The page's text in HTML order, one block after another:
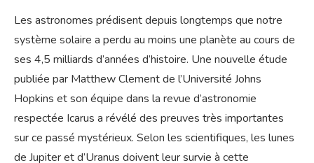
Les astronomes prédisent depuis longtemps que notre
système solaire a perdu au moins une planète au cours de
ses 4,5 milliards d’années d’histoire. Une nouvelle étude
publiée par Matthew Clement de l’Université Johns
Hopkins et son équipe dans la revue d’astronomie
respectée Icarus a révélé des preuves très importantes
sur ce passé mystérieux. Selon les scientifiques, les lunes
de Jupiter et d’Uranus doivent leur survie à cette